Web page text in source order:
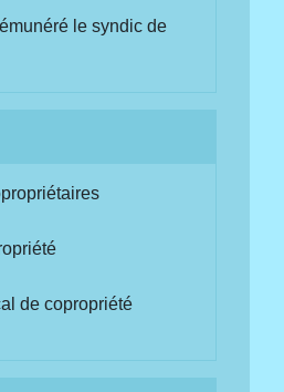
le syndic de
de copropriété